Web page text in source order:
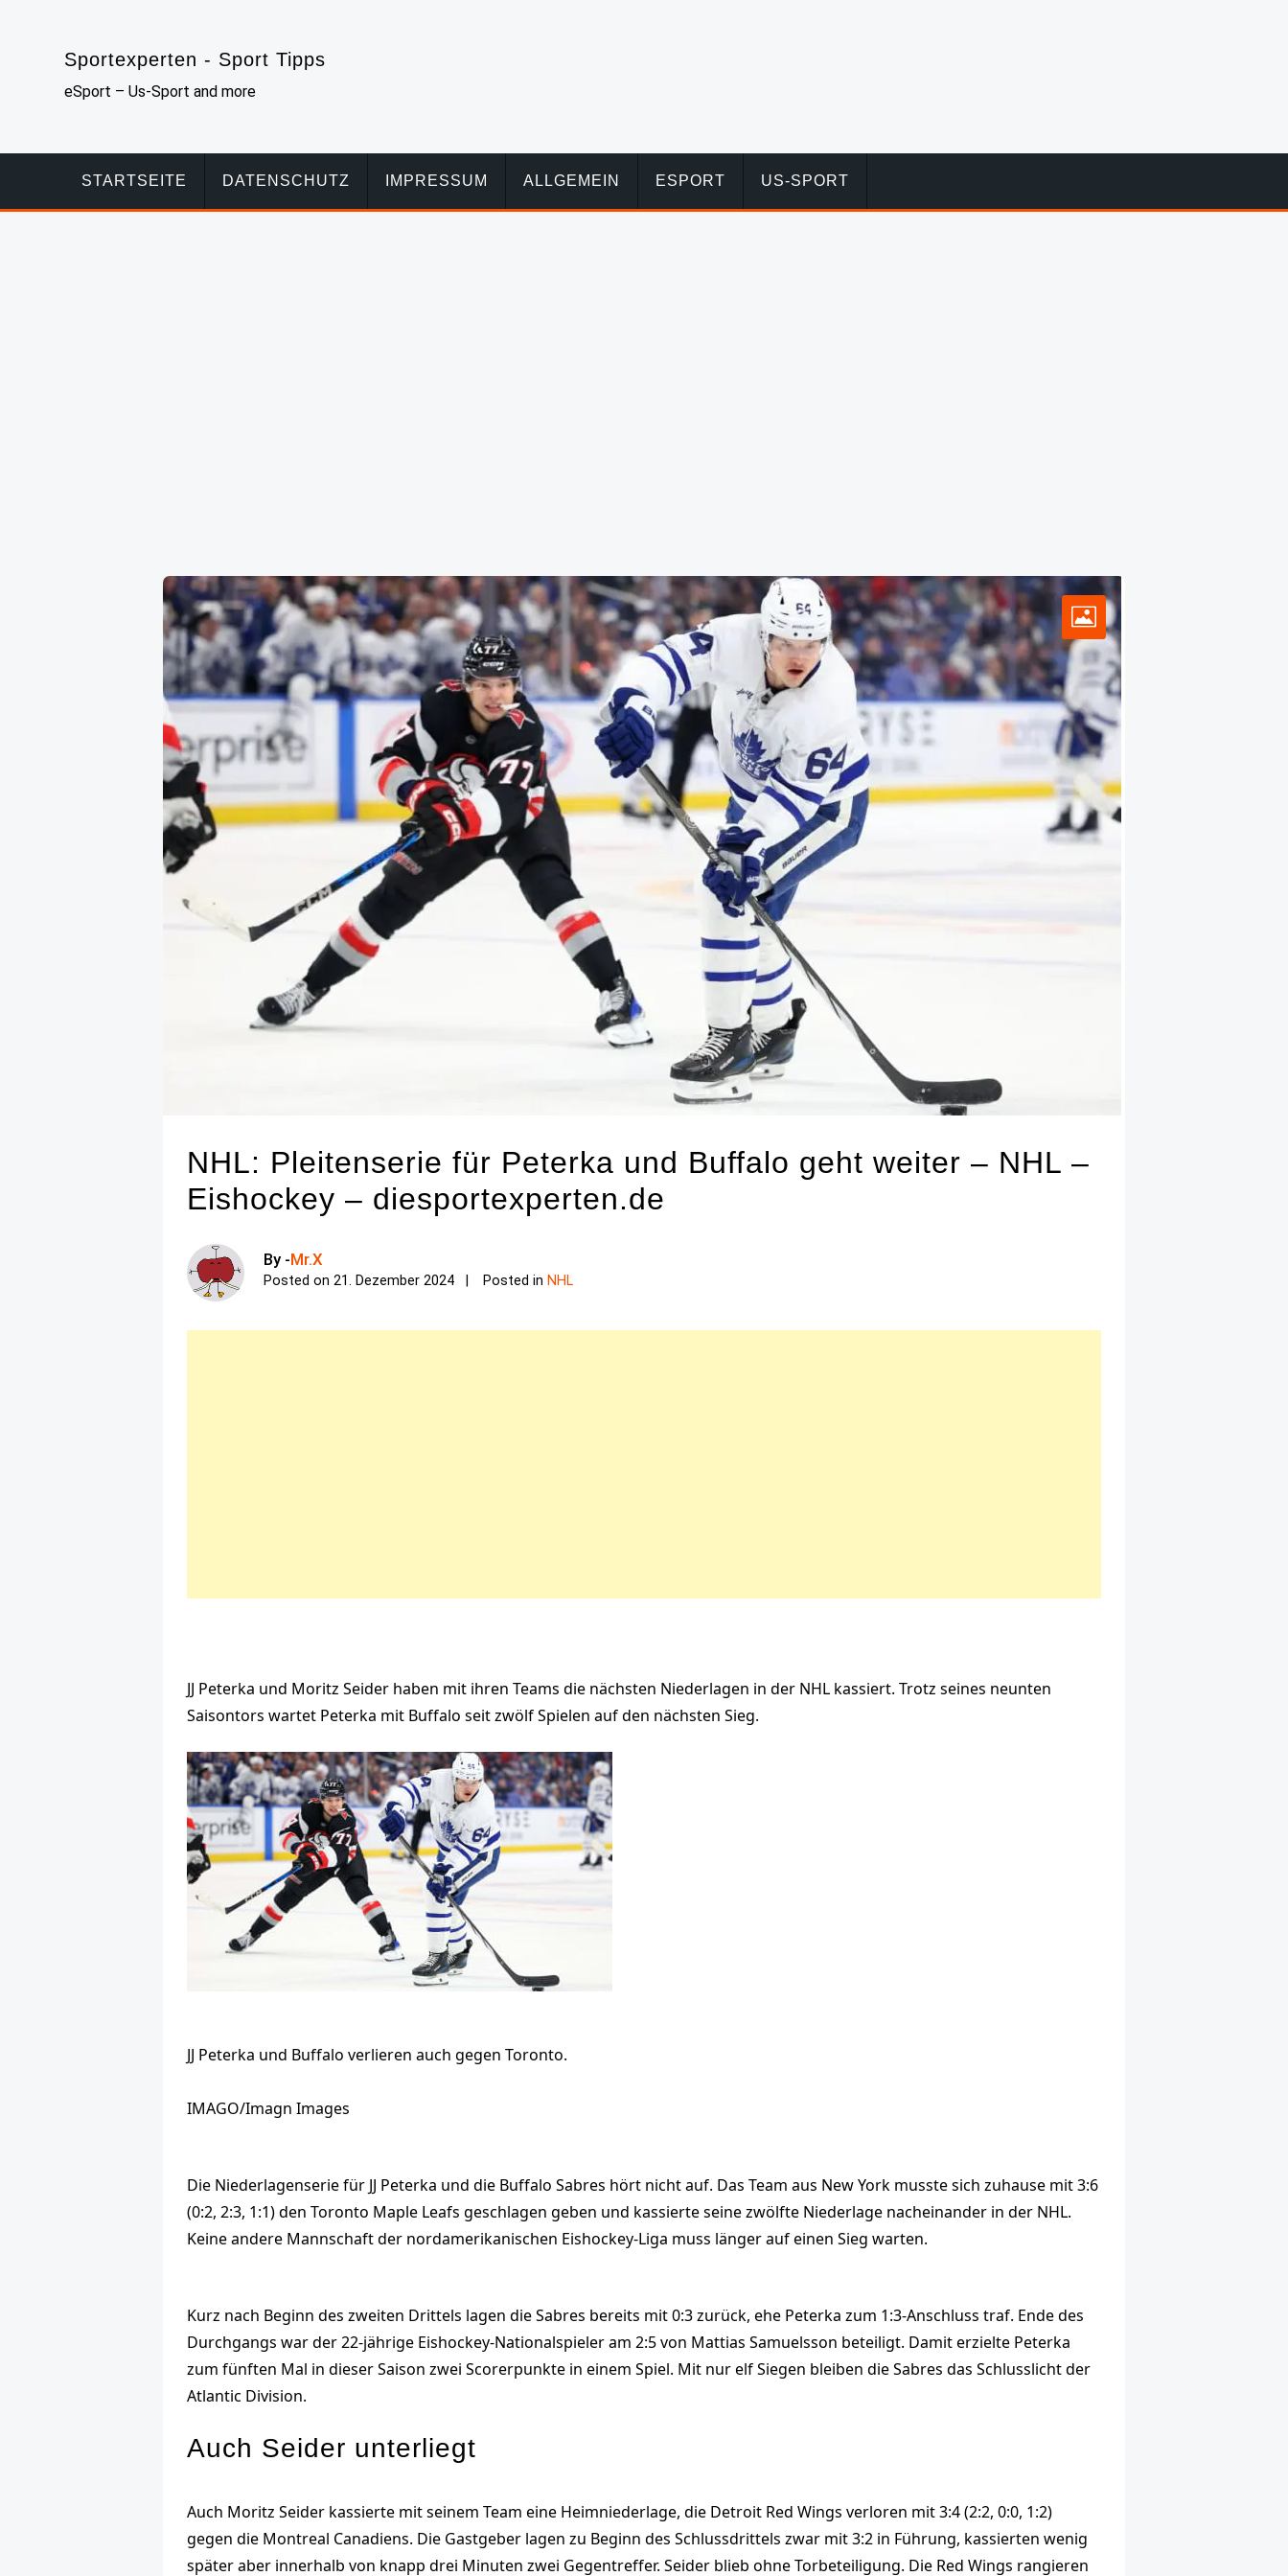
Sportexperten - Sport Tipps
eSport – Us-Sport and more
STARTSEITE DATENSCHUTZ IMPRESSUM ALLGEMEIN ESPORT US-SPORT
NHL: Pleitenserie für Peterka und Buffalo geht weiter – NHL –
Eishockey – diesportexperten.de
By -Mr.X
Posted on21. Dezember 2024 Posted in NHL
JJ Peterka und Moritz Seider haben mit ihren Teams die nächsten Niederlagen in der NHL kassiert. Trotz seines neunten
Saisontors wartet Peterka mit Buffalo seit zwölf Spielen auf den nächsten Sieg.
JJ Peterka und Buffalo verlieren auch gegen Toronto.
IMAGO/Imagn Images
Die Niederlagenserie für JJ Peterka und die Buffalo Sabres hört nicht auf. Das Team aus New York musste sich zuhause mit 3:6
(0:2, 2:3, 1:1) den Toronto Maple Leafs geschlagen geben und kassierte seine zwölfte Niederlage nacheinander in der NHL.
Keine andere Mannschaft der nordamerikanischen Eishockey-Liga muss länger auf einen Sieg warten.
Kurz nach Beginn des zweiten Drittels lagen die Sabres bereits mit 0:3 zurück, ehe Peterka zum 1:3-Anschluss traf. Ende des
Durchgangs war der 22-jährige Eishockey-Nationalspieler am 2:5 von Mattias Samuelsson beteiligt. Damit erzielte Peterka
zum fünften Mal in dieser Saison zwei Scorerpunkte in einem Spiel. Mit nur elf Siegen bleiben die Sabres das Schlusslicht der
Atlantic Division.
Auch Seider unterliegt
Auch Moritz Seider kassierte mit seinem Team eine Heimniederlage, die Detroit Red Wings verloren mit 3:4 (2:2, 0:0, 1:2)
gegen die Montreal Canadiens. Die Gastgeber lagen zu Beginn des Schlussdrittels zwar mit 3:2 in Führung, kassierten wenig
später aber innerhalb von knapp drei Minuten zwei Gegentreffer. Seider blieb ohne Torbeteiligung. Die Red Wings rangieren